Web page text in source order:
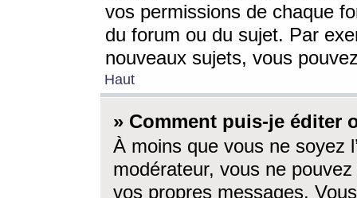
vos permissions de chaque
du forum ou du sujet. Par
nouveaux sujets, vous
Haut
» Comment puis-je éditer
À moins que vous ne soyez
modérateur, vous ne
vos propres messages.